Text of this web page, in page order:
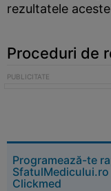
rezultatele
Proceduri de
Programează-te
Clickmed